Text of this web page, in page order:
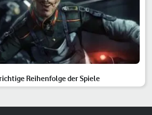
Reihenfolge der Spiele